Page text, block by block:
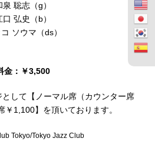
泉 聡志（g）
口 弘史（b）
ソウマ（ds）
金：￥3,500
して【ノーマル席（カウンター席
￥1,100】を頂いております。
Tokyo/Tokyo Jazz Club